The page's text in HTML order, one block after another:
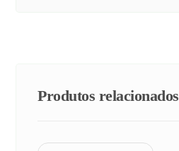
Produtos relacionados